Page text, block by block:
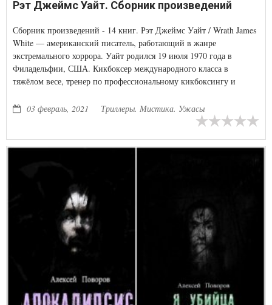
Рэт Джеймс Уайт. Сборник произведений
Сборник произведений - 14 книг. Рэт Джеймс Уайт / Wrath James
White — американский писатель, работающий в жанре
экстремального хоррора. Уайт родился 19 июля 1970 года в
Филадельфии, США. Кикбоксер международного класса в
тяжёлом весе, тренер по профессиональному кикбоксингу и
бывший уличный драчун, ныне он известен как яркий
представитель направления сплаттерпанк, автор шокирующих
кровавого насилия, откровенного секса и натурализма.
03 февраль, 2021 Триллеры. Мистика. Ужасы